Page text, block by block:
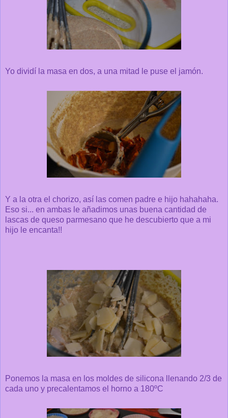
Yo dividí la masa en dos, a una mitad le puse el jamón.
Y a la otra el chorizo, así las comen padre e hijo hahahaha.
Eso si... en ambas le añadimos unas buena cantidad de
lascas de queso parmesano que he descubierto que a mi
hijo le encanta!!
Ponemos la masa en los moldes de silicona llenando 2/3 de
cada uno y precalentamos el horno a 180ºC